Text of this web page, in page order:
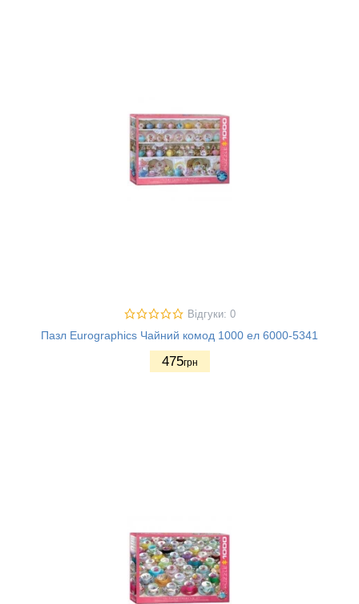
Відгуки: 0
Пазл Eurographics Чайний комод 1000 ел 6000-5341
475грн